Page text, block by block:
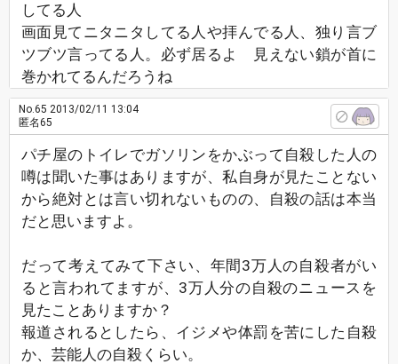
してる人
画面見てニタニタしてる人や拝んでる人、独り言ブ
ツブツ言ってる人。必ず居るよ 見えない鎖が首に
巻かれてるんだろうね
No.65 2013/02/11 13:04
匿名65
パチ屋のトイレでガソリンをかぶって自殺した人の
噂は聞いた事はありますが、私自身が見たことない
から絶対とは言い切れないものの、自殺の話は本当
だと思いますよ。
だって考えてみて下さい、年間3万人の自殺者がい
ると言われてますが、3万人分の自殺のニュースを
見たことありますか？
報道されるとしたら、イジメや体罰を苦にした自殺
か、芸能人の自殺くらい。